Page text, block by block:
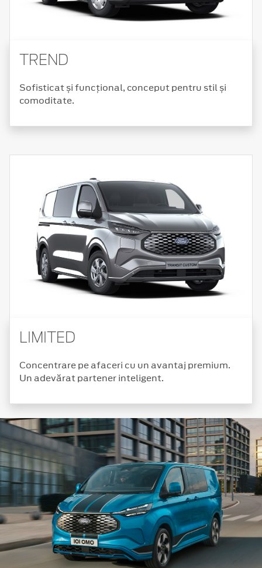
TREND
Sofisticat și funcțional, conceput pentru stil și
comoditate.
LIMITED
Concentrare pe afaceri cu un avantaj premium.
Un adevărat partener inteligent.